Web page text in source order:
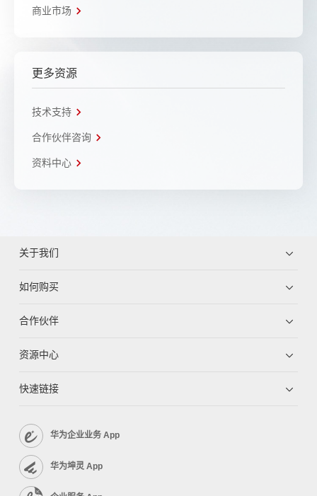
商业市场
更多资源
技术支持
合作伙伴咨询
资料中心
关于我们
如何购买
合作伙伴
资源中心
快速链接
华为企业业务 App
华为坤灵 App